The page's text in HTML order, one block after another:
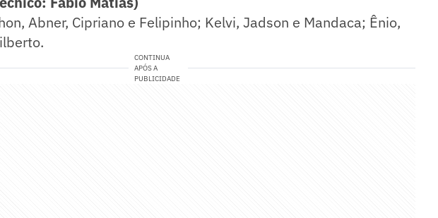
Abner, Cipriano e Felipinho; Kelvi, Jadson e Mandaca; Ênio,
CONTINUA
APÓS A
PUBLICIDADE